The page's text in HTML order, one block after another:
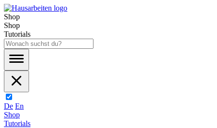
Shop
Shop
Tutorials
De En
Shop
Tutorials